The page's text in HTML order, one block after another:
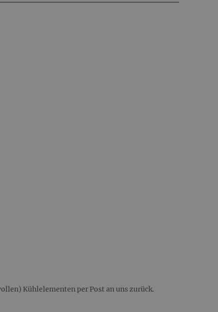
Kühlelementen per Post an uns zurück.